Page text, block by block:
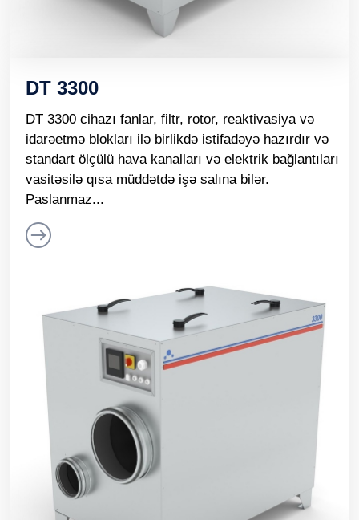
DT 3300
DT 3300 cihazı fanlar, filtr, rotor, reaktivasiya və
idarəetmə blokları ilə birlikdə istifadəyə hazırdır və
standart ölçülü hava kanalları və elektrik bağlantıları
vasitəsilə qısa müddətdə işə salına bilər.
Paslanmaz...